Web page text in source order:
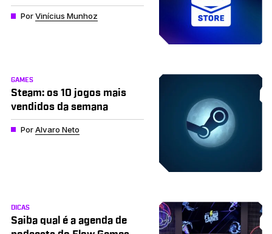
PorVinícius Munhoz
GAMES
Steam: os 10 jogos mais
vendidos da semana
PorAlvaro Neto
DICAS
Saiba qual é a agenda de